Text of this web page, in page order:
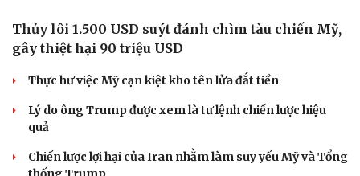
Rủi ro lớn của Iran khi cố dồn Mỹ vào góc tường
Hải quân Mỹ đặt cược vào 19 tàu ngầm Virginia mang
tên lửa tầm xa
Israel bác bỏ kế hoạch hòa bình Gaza của Tổng thống
Mỹ Trump
Tướng Lê Văn Cương: Iran tổn thất lớn về vật chất, Mỹ